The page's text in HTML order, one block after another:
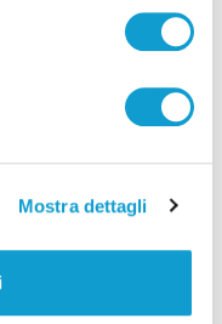
Mostra dettagli